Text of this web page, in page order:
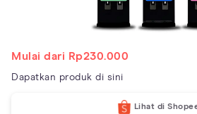
Mulai dari Rp230.000
Dapatkan produk di sini
Lihat di